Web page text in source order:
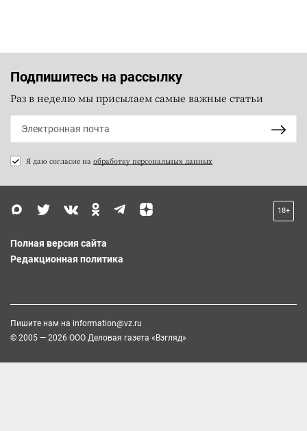
Подпишитесь на рассылку
Раз в неделю мы присылаем самые важные статьи
Я даю согласие на обработку персональных данных
18+
Полная версия сайта
Редакционная политика
Пишите нам на information@vz.ru
© 2005 — 2026 ООО Деловая газета «Взгляд»